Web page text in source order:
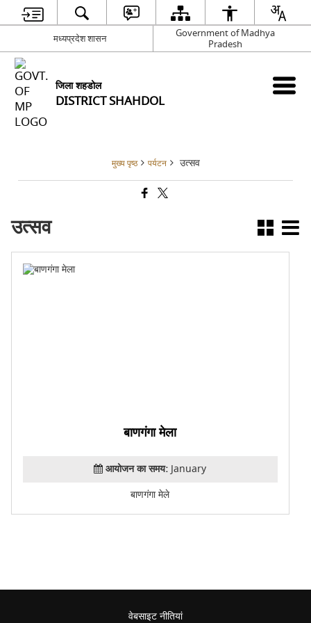
मध्यप्रदेश शासन
Government of Madhya
Pradesh
जिला शहडोल
DISTRICT SHAHDOL
मुख्य पृष्ठ पर्यटन उत्सव
उत्सव
बाणगंगा मेला
आयोजन का समय: January
बाणगंगा मेले
वेबसाइट नीतियां